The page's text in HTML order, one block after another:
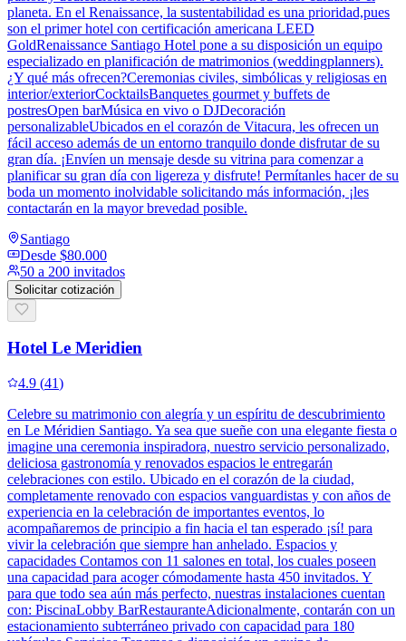
planeta. En el Renaissance, la sustentabilidad es una prioridad,pues
son el primer hotel con certificación americana LEED
GoldRenaissance Santiago Hotel pone a su disposición un equipo
especializado en planificación de matrimonios (weddingplanners).
¿Y qué más ofrecen?Ceremonias civiles, simbólicas y religiosas en
interior/exteriorCocktailsBanquetes gourmet y buffets de
postresOpen barMúsica en vivo o DJDecoración
personalizableUbicados en el corazón de Vitacura, les ofrecen un
fácil acceso además de un entorno tranquilo donde disfrutar de su
gran día. ¡Envíen un mensaje desde su vitrina para comenzar a
planificar su gran día con ligereza y disfrute! Permítanles hacer de su
boda un momento inolvidable solicitando más información, ¡les
contactarán en la mayor brevedad posible.
Santiago
Desde $80.000
50 a 200 invitados
Solicitar cotización
Hotel Le Meridien
4.9 (41)
Celebre su matrimonio con alegría y un espíritu de descubrimiento
en Le Méridien Santiago. Ya sea que sueñe con una elegante fiesta o
imagine una ceremonia inspiradora, nuestro servicio personalizado,
deliciosa gastronomía y renovados espacios le entregarán
celebraciones con estilo. Ubicado en el corazón de la ciudad,
completamente renovado con espacios vanguardistas y con años de
experiencia en la celebración de importantes eventos, lo
acompañaremos de principio a fin hacia el tan esperado ¡sí! para
vivir la celebración que siempre han anhelado. Espacios y
capacidades Contamos con 11 salones en total, los cuales poseen
una capacidad para acoger cómodamente hasta 450 invitados. Y
para que todo sea aún más perfecto, nuestras instalaciones cuentan
con: PiscinaLobby BarRestauranteAdicionalmente, contarán con un
estacionamiento subterráneo privado con capacidad para 180